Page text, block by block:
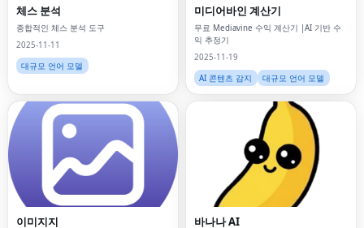
체스 분석
종합적인 체스 분석 도구
2025-11-11
대규모 언어 모델
미디어바인 계산기
무료 Mediavine 수익 계산기 |AI 기반 수
익 추정기
2025-11-19
AI 콘텐츠 감지
대규모 언어 모델
이미지지 바나나 AI